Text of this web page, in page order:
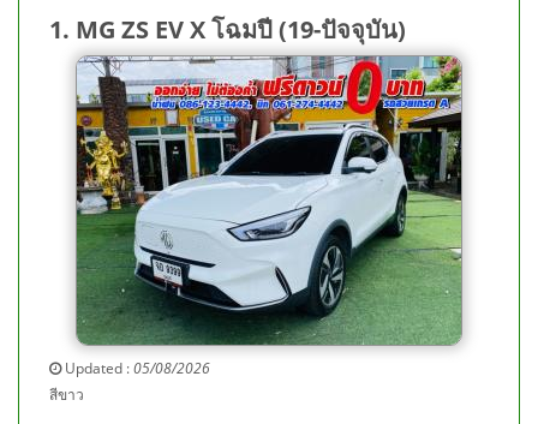
1. MG ZS EV X โฉมปี (19-ปัจจุบัน)
Updated :05/08/2026
สีขาว